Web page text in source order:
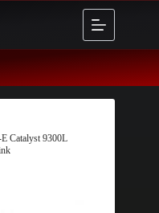
Catalyst 9300L